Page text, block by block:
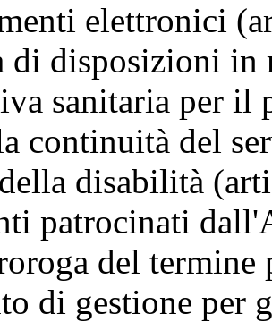
elettronici
di disposizioni
sanitaria per il
continuità del
disabilità
patrocinati
del termine
di gestione per